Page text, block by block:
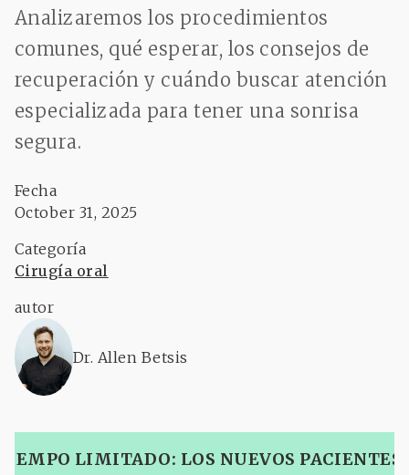
Analizaremos los procedimientos
comunes, qué esperar, los consejos de
recuperación y cuándo buscar atención
especializada para tener una sonrisa
segura.
Fecha
October 31, 2025
Categoría
Cirugía oral
autor
Dr. Allen Betsis
LIMITADO: LOS NUEVOS